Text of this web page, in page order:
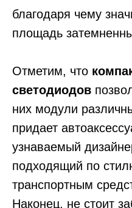
благодаря чему
площадь
Отметим, что
светодиодов
них модули
придает
узнаваемый
подходящий по
транспортным
Наконец, не стоит